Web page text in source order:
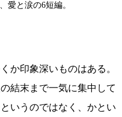
愛と涙の6短編。
か印象深いものはある。
結末まで一気に集中して
いうのではなく、かとい